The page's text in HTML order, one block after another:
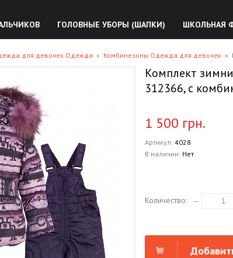
ГОЛОВНЫЕ УБОРЫ (ШАПКИ) ШКОЛЬНАЯ
для девочек Одежда » Комбинезоны Одежда для девочек »
Комплект
312366, с
1 500 грн.
Артикул:4028
В наличии: Нет
Количество: